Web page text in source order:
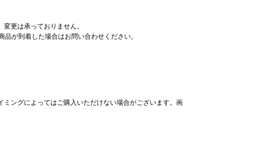
更は承っておりません。
が到着した場合はお問い合わせください。
ングによってはご購入いただけない場合がございます。画